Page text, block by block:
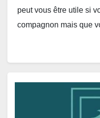
peut vous être utile si
compagnon mais que